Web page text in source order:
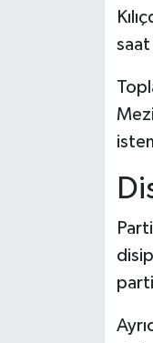
saat
Yerel
Haber Arşivi